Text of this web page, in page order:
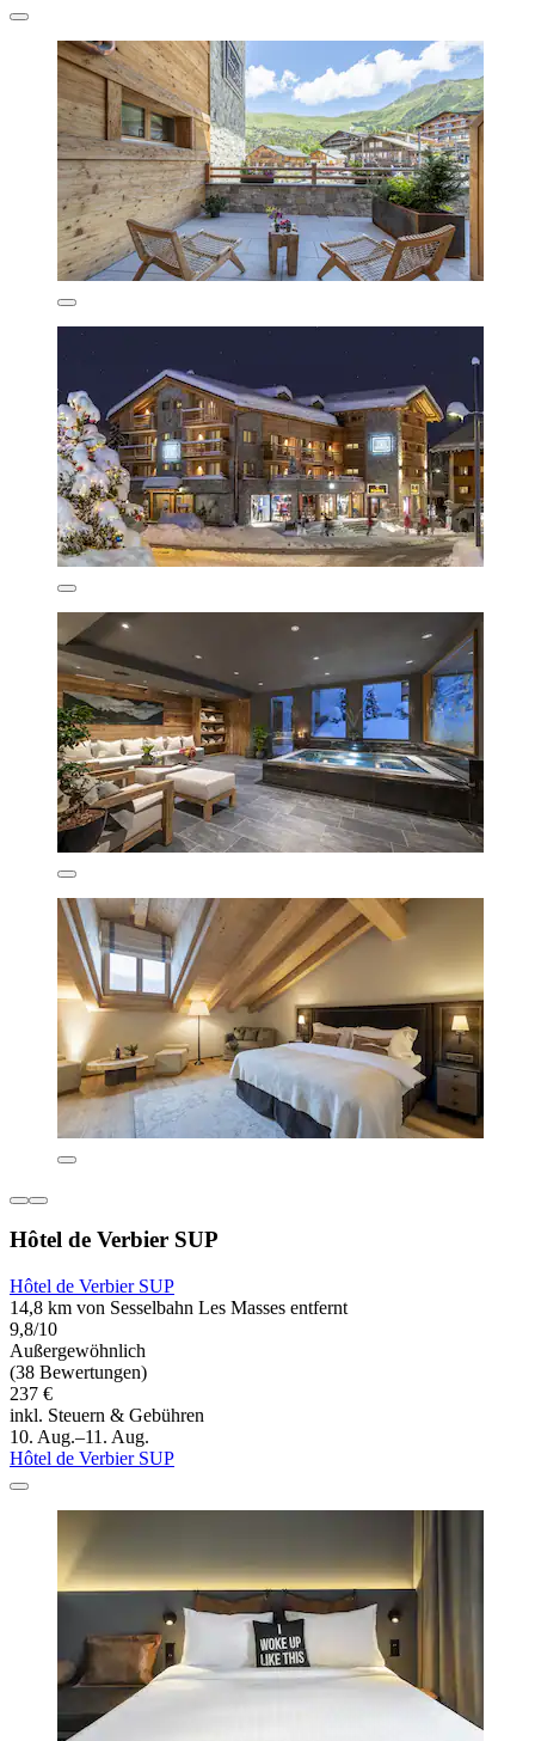
Hôtel de Verbier SUP
Hôtel de Verbier SUP
14,8 km von Sesselbahn Les Masses entfernt
9,8/10
Außergewöhnlich
(38 Bewertungen)
237 €
inkl. Steuern & Gebühren
10. Aug.–11. Aug.
Hôtel de Verbier SUP